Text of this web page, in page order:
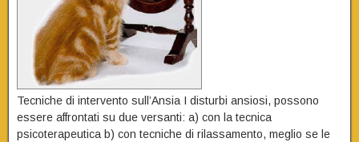
Tecniche di intervento sull’Ansia I disturbi ansiosi, possono
essere affrontati su due versanti: a) con la tecnica
psicoterapeutica b) con tecniche di rilassamento, meglio se le